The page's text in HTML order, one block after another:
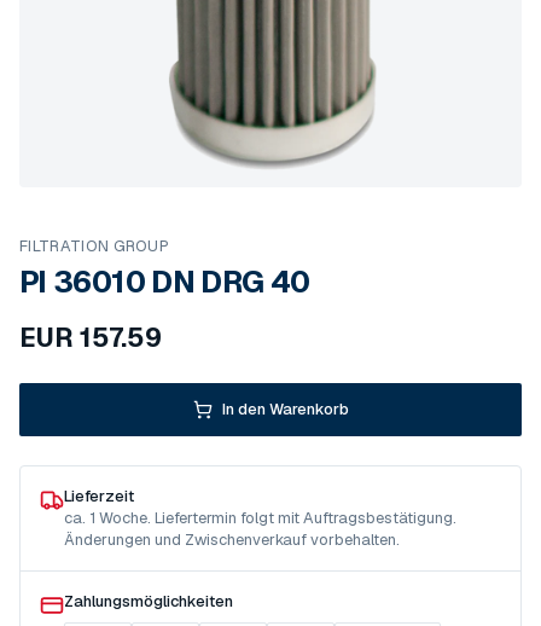
FILTRATION GROUP
PI 36010 DN DRG 40
EUR 157.59
In den Warenkorb
Lieferzeit
ca. 1 Woche. Liefertermin folgt mit Auftragsbestätigung.
Änderungen und Zwischenverkauf vorbehalten.
Zahlungsmöglichkeiten